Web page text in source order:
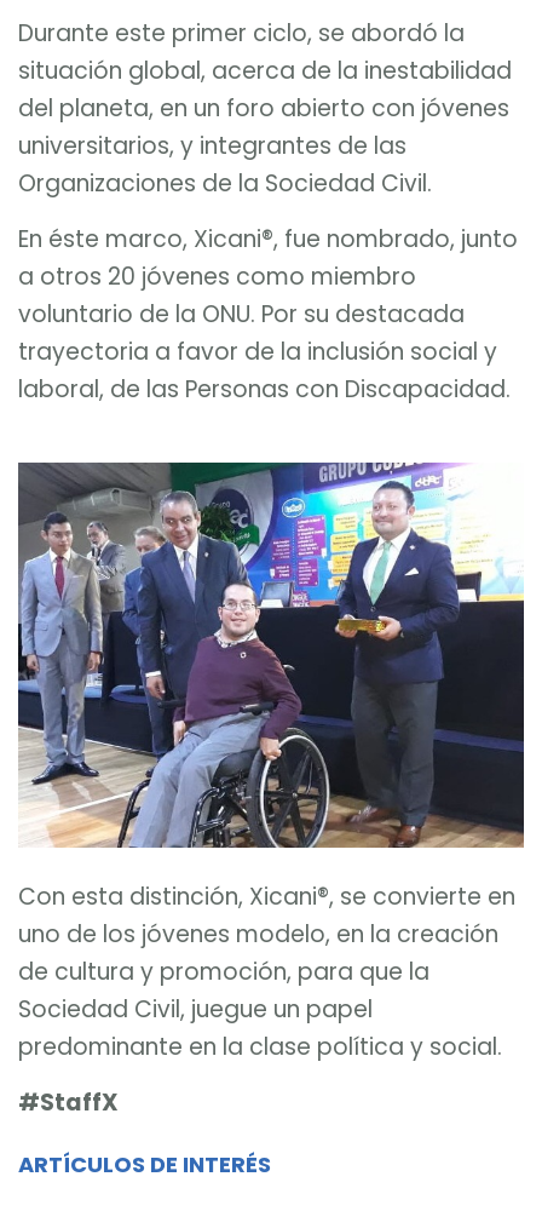
Durante este primer ciclo, se abordó la
situación global, acerca de la inestabilidad
del planeta, en un foro abierto con jóvenes
universitarios, y integrantes de las
Organizaciones de la Sociedad Civil.
En éste marco, Xicani®, fue nombrado, junto
a otros 20 jóvenes como miembro
voluntario de la ONU. Por su destacada
trayectoria a favor de la inclusión social y
laboral, de las Personas con Discapacidad.
Con esta distinción, Xicani®, se convierte en
uno de los jóvenes modelo, en la creación
de cultura y promoción, para que la
Sociedad Civil, juegue un papel
predominante en la clase política y social.
#StaffX
ARTÍCULOS DE INTERÉS